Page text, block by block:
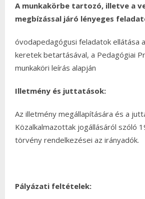
A munkakörbe tartozó, illetve a
megbízással járó lényeges
óvodapedagógusi feladatok ellátása
keretek betartásával, a Pedagógiai
munkaköri leírás alapján
Illetmény és juttatások:
Az illetmény megállapítására és a
Közalkalmazottak jogállásáról szóló
törvény rendelkezései az irányadók.
Pályázati feltételek: